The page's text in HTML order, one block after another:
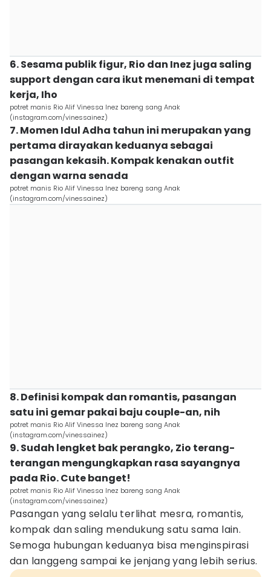
6. Sesama publik figur, Rio dan Inez juga saling
support dengan cara ikut menemani di tempat
kerja, Iho
potret manis Rio Alif Vinessa Inez bareng sang Anak
(instagram.com/vinessainez)
7. Momen Idul Adha tahun ini merupakan yang
pertama dirayakan keduanya sebagai
pasangan kekasih. Kompak kenakan outfit
dengan warna senada
potret manis Rio Alif Vinessa Inez bareng sang Anak
(instagram.com/vinessainez)
8. Definisi kompak dan romantis, pasangan
satu ini gemar pakai baju couple-an, nih
potret manis Rio Alif Vinessa Inez bareng sang Anak
(instagram.com/vinessainez)
9. Sudah lengket bak perangko, Zio terang-
terangan mengungkapkan rasa sayangnya
pada Rio. Cute banget!
potret manis Rio Alif Vinessa Inez bareng sang Anak
(instagram.com/vinessainez)
Pasangan yang selalu terlihat mesra, romantis,
kompak dan saling mendukung satu sama lain.
Semoga hubungan keduanya bisa menginspirasi
dan langgeng sampai ke jenjang yang lebih serius.